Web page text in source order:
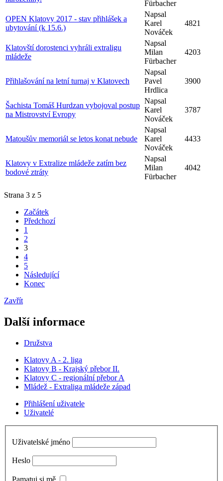
Fürbacher
OPEN Klatovy 2017 - stav přihlášek a
ubytování (k 15.6.)
Napsal
Karel
Nováček
4821
Klatovští dorostenci vyhráli extraligu
mládeže
Napsal
Milan
Fürbacher
4203
Přihlašování na letní turnaj v Klatovech
Napsal
Pavel
Hrdlica
3900
Šachista Tomáš Hurdzan vybojoval postup
na Mistrovství Evropy
Napsal
Karel
Nováček
3787
Matoušův memoriál se letos konat nebude
Napsal
Karel
Nováček
4433
Klatovy v Extralize mládeže zatím bez
bodové ztráty
Napsal
Milan
Fürbacher
4042
Strana 3 z 5
Začátek
Předchozí
1
2
3
4
5
Následující
Konec
Zavřít
Další informace
Družstva
Klatovy A - 2. liga
Klatovy B - Krajský přebor II.
Klatovy C - regionální přebor A
Mládež - Extraliga mládeže západ
Přihlášení uživatele
Uživatelé
Uživatelské jméno
Heslo
Pamatuj si mě